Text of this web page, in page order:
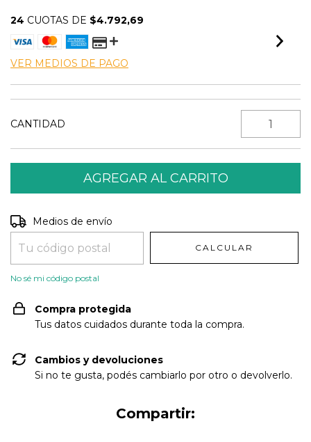
24 CUOTAS DE $4.792,69
VER MEDIOS DE PAGO
CANTIDAD
Entregas para el CP:
Medios de envío
CALCULAR
No sé mi código postal
Compra protegida
Tus datos cuidados durante toda la compra.
Cambios y devoluciones
Si no te gusta, podés cambiarlo por otro o devolverlo.
Compartir: